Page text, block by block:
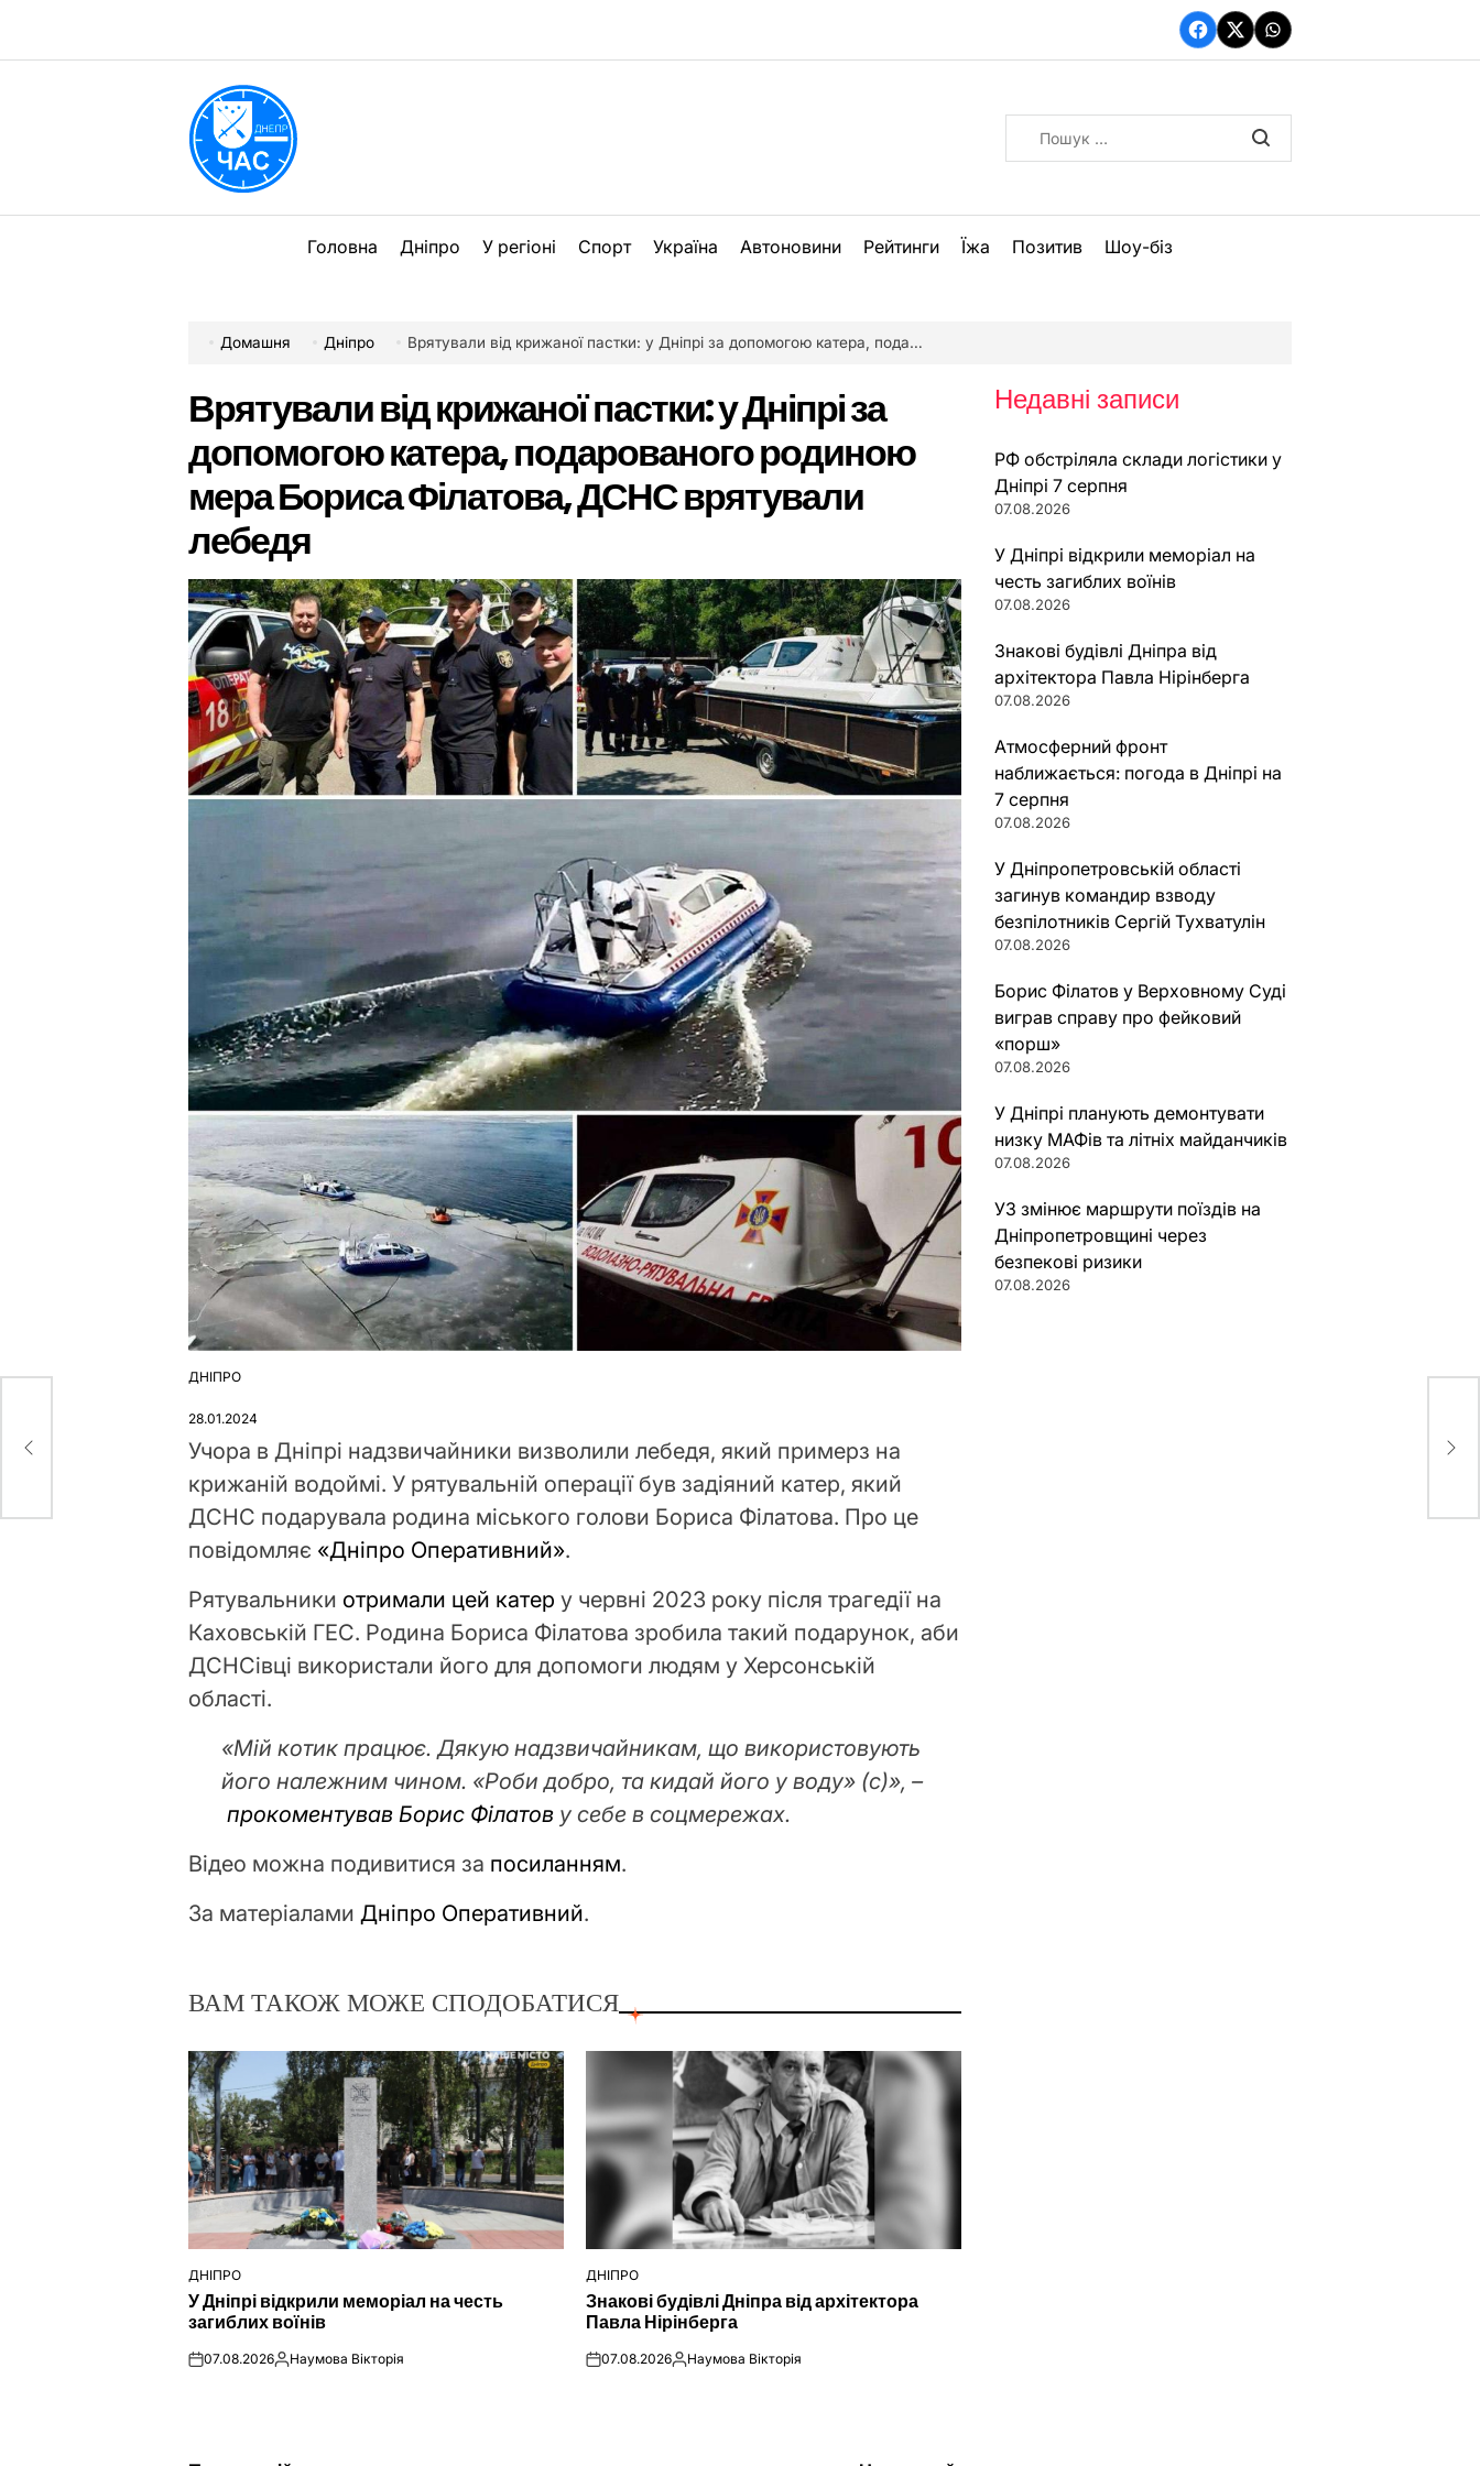
вмісту
Facebook
TwitterWhatsApp
Головна Дніпро У регіоні Спорт Україна Автоновини Рейтинги Їжа Позитив Шоу-біз
Домашня Дніпро Врятували від крижаної пастки: у Дніпрі за допомогою катера, подарованого родиною мера Бориса Філатова, ДСНС врятували лебедя
Врятували від крижаної пастки: у Дніпрі за
допомогою катера, подарованого родиною
мера Бориса Філатова, ДСНС врятували
лебедя
ОПУБЛІКУВАТИ
ДНІПРО
28.01.2024
Учора в Дніпрі надзвичайники визволили лебедя, який примерз на
крижаній водоймі. У рятувальній операції був задіяний катер, який
ДСНС подарувала родина міського голови Бориса Філатова. Про це
повідомляє «Дніпро Оперативний».
Рятувальники отримали цей катер у червні 2023 року після трагедії на
Каховській ГЕС. Родина Бориса Філатова зробила такий подарунок, аби
ДСНСівці використали його для допомоги людям у Херсонській
області.
«Мій котик працює. Дякую надзвичайникам, що використовують
його належним чином. «Роби добро, та кидай його у воду» (с)», –
прокоментував Борис Філатов у себе в соцмережах.
Відео можна подивитися за посиланням.
За матеріаламиДніпро Оперативний.
ВАМ ТАКОЖ МОЖЕ СПОДОБАТИСЯ
ОПУБЛІКУВАТИ
У
ДНІПРО
У Дніпрі відкрили меморіал на честь
загиблих воїнів
on07.08.2026Опубліковано
Наумова Вікторія
ОПУБЛІКУВАТИ
У
ДНІПРО
Знакові будівлі Дніпра від архітектора
Павла Нірінберга
on07.08.2026Опубліковано
Наумова Вікторія
Недавні записи
РФ обстріляла склади логістики у
Дніпрі 7 серпня
07.08.2026
У Дніпрі відкрили меморіал на
честь загиблих воїнів
07.08.2026
Знакові будівлі Дніпра від
архітектора Павла Нірінберга
07.08.2026
Атмосферний фронт
наближається: погода в Дніпрі на
7 серпня
07.08.2026
У Дніпропетровській області
загинув командир взводу
безпілотників Сергій Тухватулін
07.08.2026
Борис Філатов у Верховному Суді
виграв справу про фейковий
«порш»
07.08.2026
У Дніпрі планують демонтувати
низку МАФів та літніх майданчиків
07.08.2026
УЗ змінює маршрути поїздів на
Дніпропетровщині через
безпекові ризики
07.08.2026